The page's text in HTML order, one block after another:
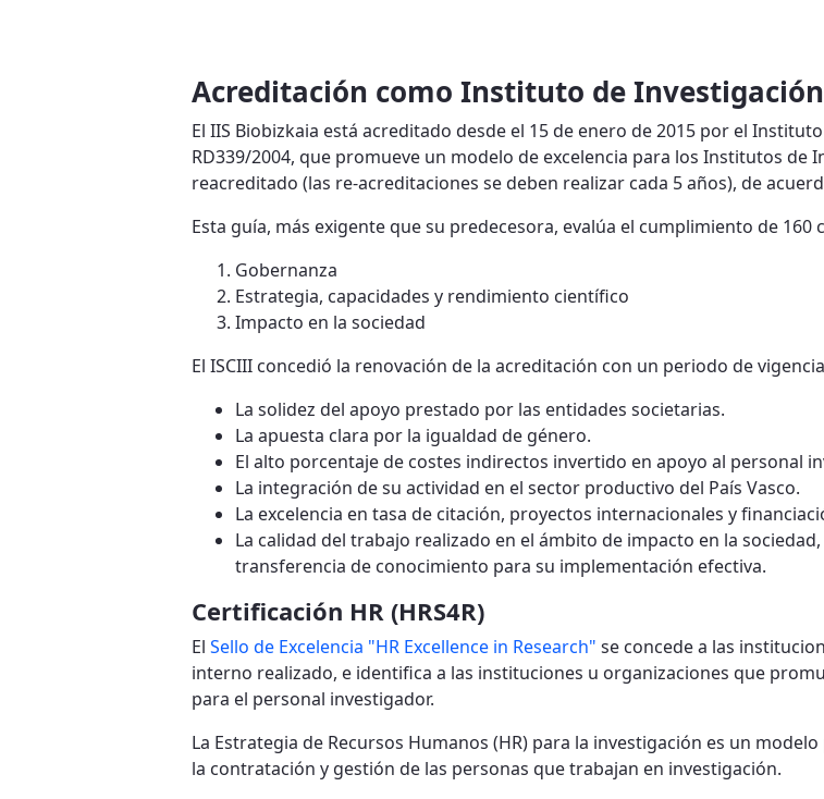
Acreditación como Instituto de
El IIS Biobizkaia está acreditado desde el 15 de enero de 2015 por el
RD339/2004, que promueve un modelo de excelencia para los Institutos de
reacreditado (las re-acreditaciones se deben realizar cada 5 años), de
Esta guía, más exigente que su predecesora, evalúa el cumplimiento de 160
Gobernanza
Estrategia, capacidades y rendimiento científico
Impacto en la sociedad
El ISCIII concedió la renovación de la acreditación con un periodo de
La solidez del apoyo prestado por las entidades societarias.
La apuesta clara por la igualdad de género.
El alto porcentaje de costes indirectos invertido en apoyo al personal
La integración de su actividad en el sector productivo del País Vasco.
La excelencia en tasa de citación, proyectos internacionales y
La calidad del trabajo realizado en el ámbito de impacto en la
transferencia de conocimiento para su implementación efectiva.
Certificación HR (HRS4R)
El Sello de Excelencia "HR Excellence in Research" se concede a las
interno realizado, e identifica a las instituciones u organizaciones que
para el personal investigador.
La Estrategia de Recursos Humanos (HR) para la investigación es un
la contratación y gestión de las personas que trabajan en investigación.